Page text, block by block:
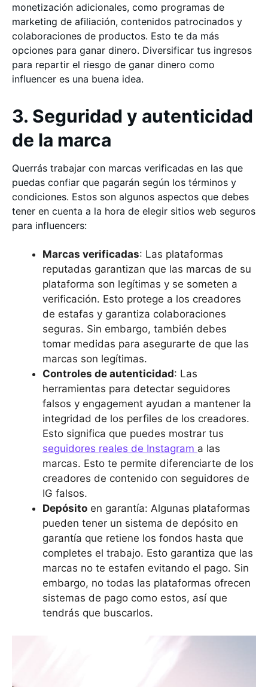
monetización adicionales, como programas de
marketing de afiliación, contenidos patrocinados y
colaboraciones de productos. Esto te da más
opciones para ganar dinero. Diversificar tus ingresos
para repartir el riesgo de ganar dinero como
influencer es una buena idea.
3. Seguridad y autenticidad
de la marca
Querrás trabajar con marcas verificadas en las que
puedas confiar que pagarán según los términos y
condiciones. Estos son algunos aspectos que debes
tener en cuenta a la hora de elegir sitios web seguros
para influencers:
Marcas verificadas: Las plataformas
reputadas garantizan que las marcas de su
plataforma son legítimas y se someten a
verificación. Esto protege a los creadores
de estafas y garantiza colaboraciones
seguras. Sin embargo, también debes
tomar medidas para asegurarte de que las
marcas son legítimas.
Controles de autenticidad: Las
herramientas para detectar seguidores
falsos y engagement ayudan a mantener la
integridad de los perfiles de los creadores.
Esto significa que puedes mostrar tus
seguidores reales de Instagram a las
marcas. Esto te permite diferenciarte de los
creadores de contenido con seguidores de
IG falsos.
Depósito en garantía: Algunas plataformas
pueden tener un sistema de depósito en
garantía que retiene los fondos hasta que
completes el trabajo. Esto garantiza que las
marcas no te estafen evitando el pago. Sin
embargo, no todas las plataformas ofrecen
sistemas de pago como estos, así que
tendrás que buscarlos.